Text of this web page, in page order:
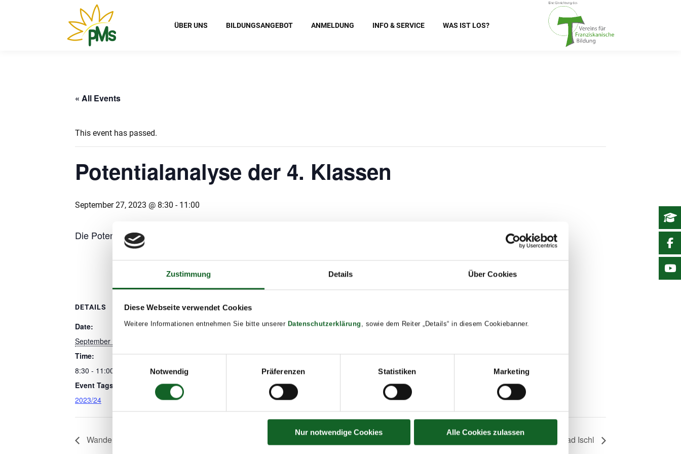
Zustimmung Details Über Cookies
Diese Webseite verwendet Cookies
Weitere Informationen entnehmen Sie bitte unserer Datenschutzerklärung , sowie dem Reiter „Details“ in diesem Cookiebanner.
Notwendig
Präferenzen Statistiken Marketing
Nur notwendige Cookies Alle Cookies zulassen
ÜBER UNS BILDUNGSANGEBOT ANMELDUNG INFO & SERVICE WAS IST LOS?
« All Events
This event has passed.
Potentialanalyse der 4. Klassen
September 27, 2023 @ 8:30 - 11:00
Die Potentialanalyse bilden die Grundlage für die Beratungsgespräche am 18. und 19. Oktober.
DETAILS
Date:
September 27, 2023
Time:
8:30 - 11:00
Event Tags:
2023/24
Wandertag 4d Exkursion nach Bad Ischl